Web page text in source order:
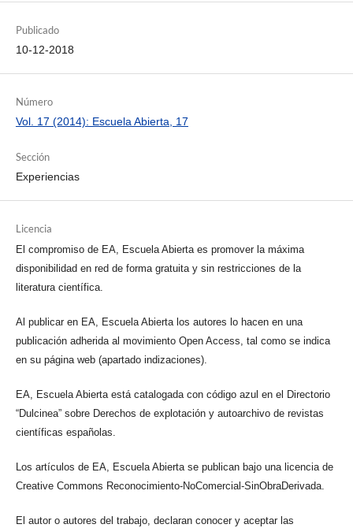
Publicado
10-12-2018
Número
Vol. 17 (2014): Escuela Abierta, 17
Sección
Experiencias
Licencia
El compromiso de EA, Escuela Abierta es promover la máxima
disponibilidad en red de forma gratuita y sin restricciones de la
literatura científica.
Al publicar en EA, Escuela Abierta los autores lo hacen en una
publicación adherida al movimiento Open Access, tal como se indica
en su página web (apartado indizaciones).
EA, Escuela Abierta está catalogada con código azul en el Directorio
“Dulcinea” sobre Derechos de explotación y autoarchivo de revistas
científicas españolas.
Los artículos de EA, Escuela Abierta se publican bajo una licencia de
Creative Commons Reconocimiento-NoComercial-SinObraDerivada.
El autor o autores del trabajo, declaran conocer y aceptar las